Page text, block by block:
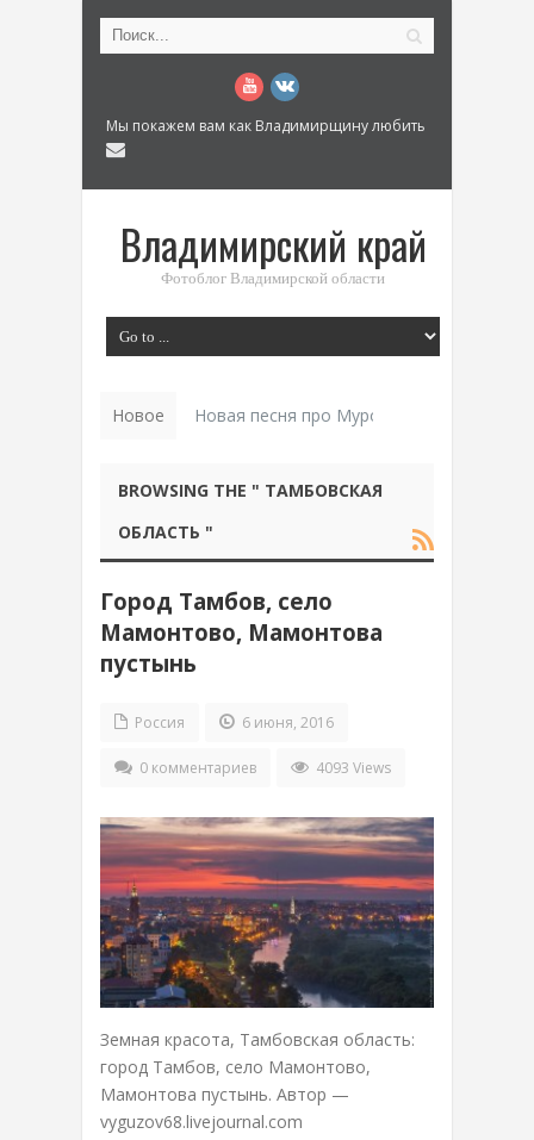
Мы покажем вам как Владимирщину любить
Владимирский край
Фотоблог Владимирской области
Новое Новая песня про Муром: «Былинный
BROWSING THE " ТАМБОВСКАЯ
ОБЛАСТЬ "
Город Тамбов, село
Мамонтово, Мамонтова
пустынь
Россия 6 июня, 2016
0 комментариев 4093 Views
Земная красота, Тамбовская область:
город Тамбов, село Мамонтово,
Мамонтова пустынь. Автор —
vyguzov68.livejournal.com